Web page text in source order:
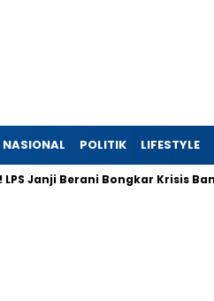
NASIONAL POLITIK LIFESTYLE
Berani Bongkar Krisis Bank BPR